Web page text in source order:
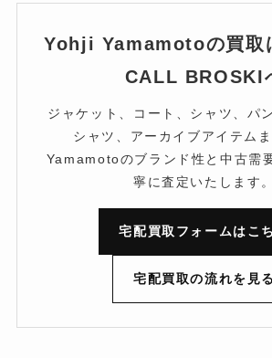
Yohji Yamamotoの買取
CALL BROSKI
ジャケット、コート、シャツ、パ
シャツ、アーカイブアイテム
Yamamotoのブランド性と中古需
寧に査定いたします。
宅配買取フォームはこ
宅配買取の流れを見る